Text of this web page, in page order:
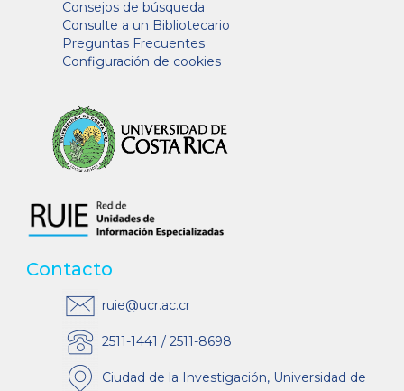
Consejos de búsqueda
Consulte a un Bibliotecario
Preguntas Frecuentes
Configuración de cookies
Contacto
ruie@ucr.ac.cr
2511-1441 / 2511-8698
Ciudad de la Investigación, Universidad de